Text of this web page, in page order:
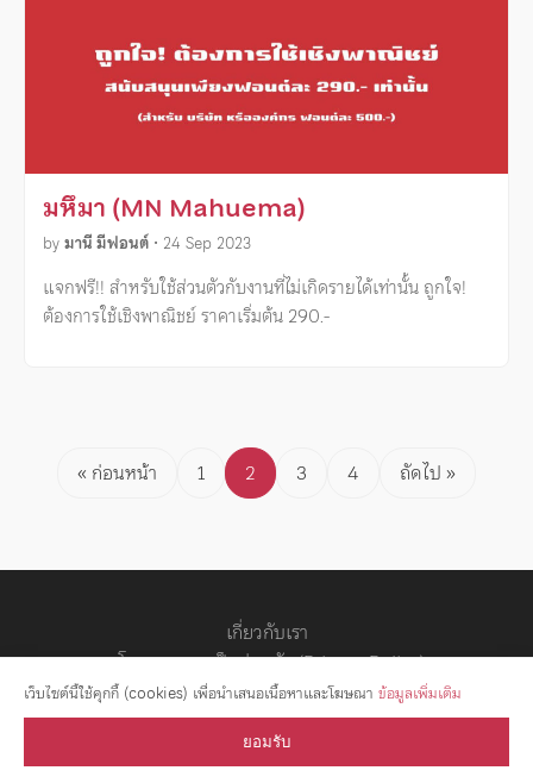
มหึมา (MN Mahuema)
byมานี มีฟอนต์ • 24 Sep 2023
แจกฟรี!! สำหรับใช้ส่วนตัวกับงานที่ไม่เกิดรายได้เท่านั้น ถูกใจ!
ต้องการใช้เชิงพาณิชย์ ราคาเริ่มต้น 290.-
Posts« ก่อนหน้า 1 2 3 4 ถัดไป »
เกี่ยวกับเรา
นโยบายความเป็นส่วนตัว (Privacy Policy)
สัญญาอนุญาต
เว็บไซต์นี้ใช้คุกกี้ (cookies) เพื่อนำเสนอเนื้อหาและโฆษณา ข้อมูลเพิ่มเติม
ยอมรับ